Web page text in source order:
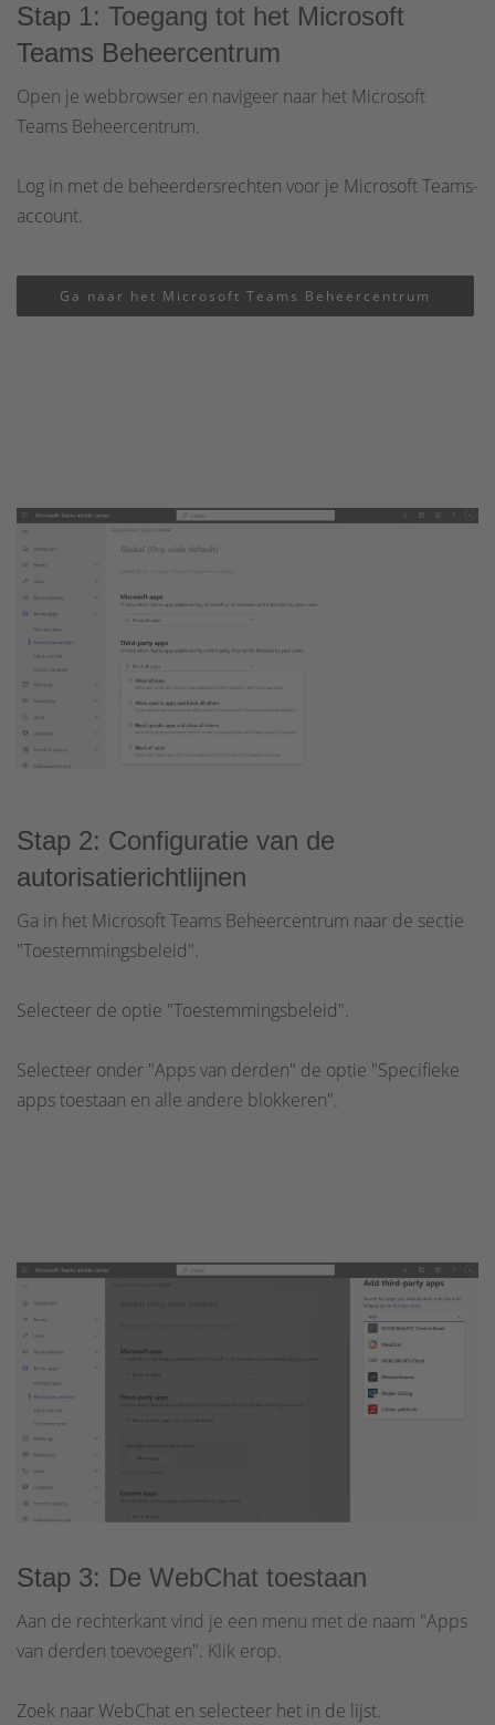
Stap 1: Toegang tot het Microsoft
Teams Beheercentrum
Open je webbrowser en navigeer naar het Microsoft
Teams Beheercentrum.
Log in met de beheerdersrechten voor je Microsoft Teams-
account.
Ga naar het Microsoft Teams Beheercentrum
Stap 2: Configuratie van de
autorisatierichtlijnen
Ga in het Microsoft Teams Beheercentrum naar de sectie
"Toestemmingsbeleid".
Selecteer de optie "Toestemmingsbeleid".
Selecteer onder "Apps van derden" de optie "Specifieke
apps toestaan en alle andere blokkeren".
Stap 3: De WebChat toestaan
Aan de rechterkant vind je een menu met de naam "Apps
van derden toevoegen". Klik erop.
Zoek naar WebChat en selecteer het in de lijst.